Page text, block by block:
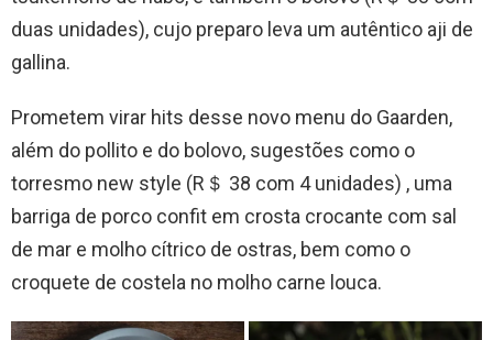
duas unidades), cujo preparo leva um autêntico aji de
gallina.
Prometem virar hits desse novo menu do Gaarden,
além do pollito e do bolovo, sugestões como o
torresmo new style (R＄ 38 com 4 unidades) , uma
barriga de porco confit em crosta crocante com sal
de mar e molho cítrico de ostras, bem como o
croquete de costela no molho carne louca.